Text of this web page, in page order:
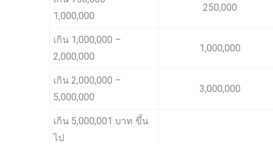
1,000,000
250,000
เกิน 1,000,000 –
2,000,000
1,000,000
เกิน 2,000,000 –
5,000,000
3,000,000
เกิน 5,000,001 บาท ขึ้น
ไป